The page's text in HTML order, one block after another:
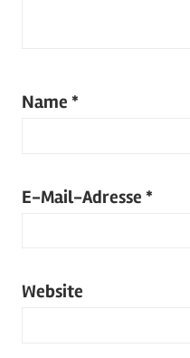
Name *
E-Mail-Adresse *
Website